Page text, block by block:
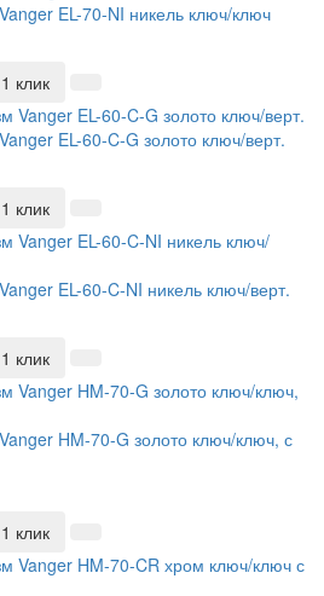
EL-70-NI никель ключ/ключ
клик
EL-60-C-G золото ключ/верт.
клик
EL-60-C-NI никель ключ/верт.
клик
HM-70-G золото ключ/ключ, с
клик